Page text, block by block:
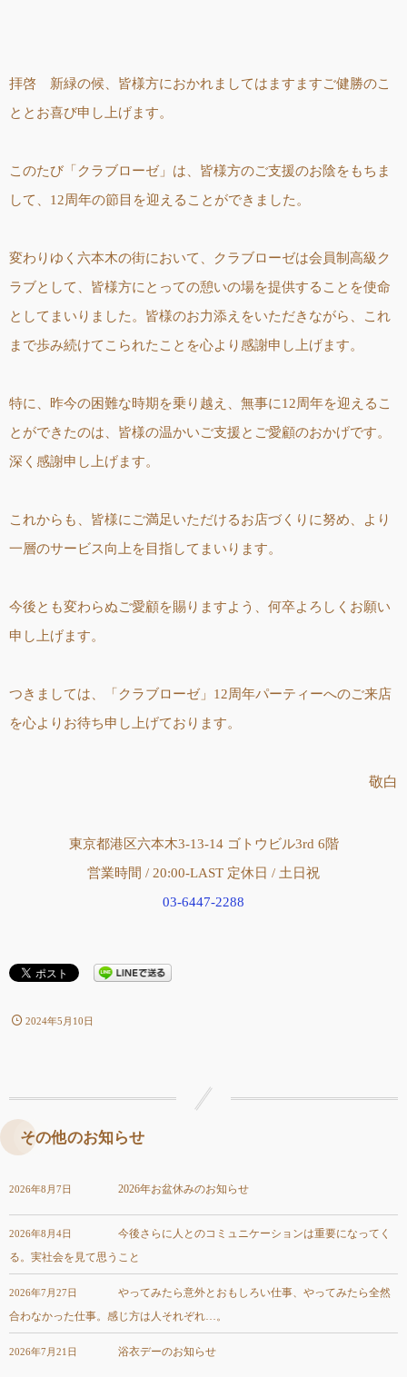
拝啓 新緑の候、皆様方におかれましてはますますご健勝のこ
ととお喜び申し上げます。
このたび「クラブローゼ」は、皆様方のご支援のお陰をもちま
して、12周年の節目を迎えることができました。
変わりゆく六本木の街において、クラブローゼは会員制高級ク
ラブとして、皆様方にとっての憩いの場を提供することを使命
としてまいりました。皆様のお力添えをいただきながら、これ
まで歩み続けてこられたことを心より感謝申し上げます。
特に、昨今の困難な時期を乗り越え、無事に12周年を迎えるこ
とができたのは、皆様の温かいご支援とご愛顧のおかげです。
深く感謝申し上げます。
これからも、皆様にご満足いただけるお店づくりに努め、より
一層のサービス向上を目指してまいります。
今後とも変わらぬご愛顧を賜りますよう、何卒よろしくお願い
申し上げます。
つきましては、「クラブローゼ」12周年パーティーへのご来店
を心よりお待ち申し上げております。
敬白
東京都港区六本木3-13-14 ゴトウビル3rd 6階
営業時間 / 20:00-LAST 定休日 / 土日祝
03-6447-2288
2024年5月10日
その他のお知らせ
2026年8月7日 2026年お盆休みのお知らせ
2026年8月4日
今後さらに人とのコミュニケーションは重要になってく
る。実社会を見て思うこと
2026年7月27日
やってみたら意外とおもしろい仕事、やってみたら全然
合わなかった仕事。感じ方は人それぞれ…。
2026年7月21日 浴衣デーのお知らせ